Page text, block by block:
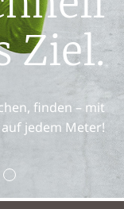
Ziel.
finden – mit
auf jedem Meter!